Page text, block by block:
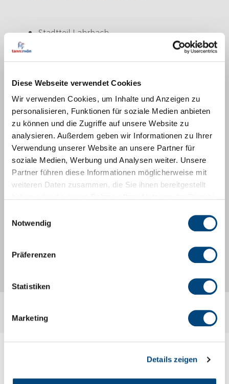
Diese Webseite verwendet Cookies
Wir verwenden Cookies, um Inhalte und Anzeigen zu
personalisieren, Funktionen für soziale Medien anbieten
zu können und die Zugriffe auf unsere Website zu
analysieren. Außerdem geben wir Informationen zu Ihrer
Verwendung unserer Website an unsere Partner für
soziale Medien, Werbung und Analysen weiter. Unsere
Partner führen diese Informationen möglicherweise mit
weiteren Daten zusammen, die Sie ihnen bereitgestellt
Notwendig
Präferenzen
Statistiken
Marketing
Details zeigen
Stadtteil Lahrbach
Kaltmiete: VB 420,- €
Details +
Angebotsinhalte